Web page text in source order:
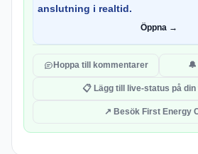
anslutning i realtid.
Öppna →
Hoppa till kommentarer
📋 Lägg till live-status på din
↗ Besök First Energy